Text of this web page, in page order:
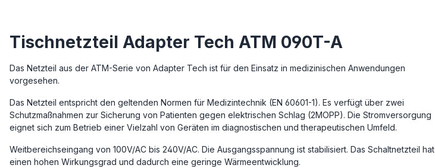
Tischnetzteil Adapter Tech ATM 090T-A
Das Netzteil aus der ATM-Serie von Adapter Tech ist für den Einsatz in medizinischen Anwendungen
vorgesehen.
Das Netzteil entspricht den geltenden Normen für Medizintechnik (EN 60601-1). Es verfügt über zwei
Schutzmaßnahmen zur Sicherung von Patienten gegen elektrischen Schlag (2MOPP). Die Stromversorgung
eignet sich zum Betrieb einer Vielzahl von Geräten im diagnostischen und therapeutischen Umfeld.
Weitbereichseingang von 100V/AC bis 240V/AC. Die Ausgangsspannung ist stabilisiert. Das Schaltnetzteil hat
einen hohen Wirkungsgrad und dadurch eine geringe Wärmeentwicklung.